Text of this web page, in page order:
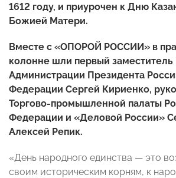
1612 году, и приурочен к Дню
Божией Матери.
Вместе с «ОПОРОЙ РОССИИ» в
колонне шли первый заместитель
Администрации Президента
Федерации Сергей Кириенко,
Торгово-промышленной палаты
Федерации и «Деловой России»
Алексей Репик.
«День народного единства — это
своим историческим корням, к